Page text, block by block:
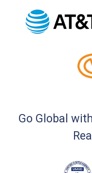
Go Global